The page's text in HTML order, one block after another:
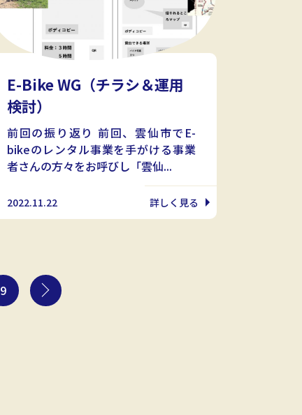
E-Bike WG（チラシ＆運用
検討）
前回の振り返り 前回、雲仙市でE-
bikeのレンタル事業を手がける事業
者さんの方々をお呼びし「雲仙...
2022.11.22 詳しく見る
9